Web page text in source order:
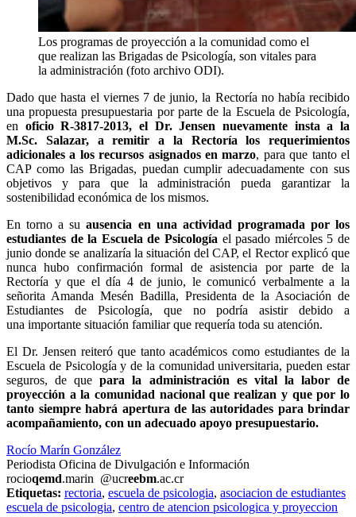
Los programas de proyección a la comunidad como el
que realizan las Brigadas de Psicología, son vitales para
la administración (foto archivo ODI).
Dado que hasta el viernes 7 de junio, la Rectoría no había recibido
una propuesta presupuestaria por parte de la Escuela de Psicología,
en oficio R-3817-2013, el Dr. Jensen nuevamente insta a la
M.Sc. Salazar, a remitir a la Rectoría los requerimientos
adicionales a los recursos asignados en marzo, para que tanto el
CAP como las Brigadas, puedan cumplir adecuadamente con sus
objetivos y para que la administración pueda garantizar la
sostenibilidad económica de los mismos.
En torno a suausencia en una actividad programada por los
estudiantes de la Escuela de Psicología el pasado miércoles 5 de
junio donde se analizaría la situación del CAP, el Rector explicó que
nunca hubo confirmación formal de asistencia por parte de la
Rectoría y que el día 4 de junio, le comunicó verbalmente a la
señorita Amanda Mesén Badilla, Presidenta de la Asociación de
Estudiantes de Psicología, que no podría asistir debido a
una importante situación familiar que requería toda su atención.
El Dr. Jensen reiteró que tanto académicos como estudiantes de la
Escuela de Psicología y de la comunidad universitaria, pueden estar
seguros, de quepara la administración es vital la labor de
proyección a la comunidad nacional que realizan y que por lo
tanto siempre habrá apertura de las autoridades para brindar
acompañamiento, con un adecuado apoyo presupuestario.
Rocío Marín González
Periodista Oficina de Divulgación e Información
rocioqemd.marin @ucreebm.ac.cr
Etiquetas: rectoria, escuela de psicologia, asociacion de estudiantes
escuela de psicologia, centro de atencion psicologica y proyeccion